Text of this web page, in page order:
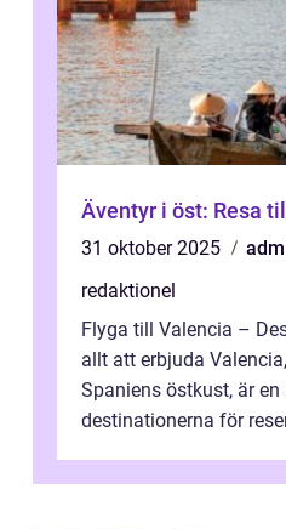
Äventyr i öst: Resa
31 oktober 2025
redaktionel
Flyga till Valencia –
allt att erbjuda
Spaniens östkust, är
destinationerna för